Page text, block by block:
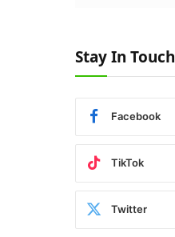
Stay In Touch
Facebook
TikTok
Twitter